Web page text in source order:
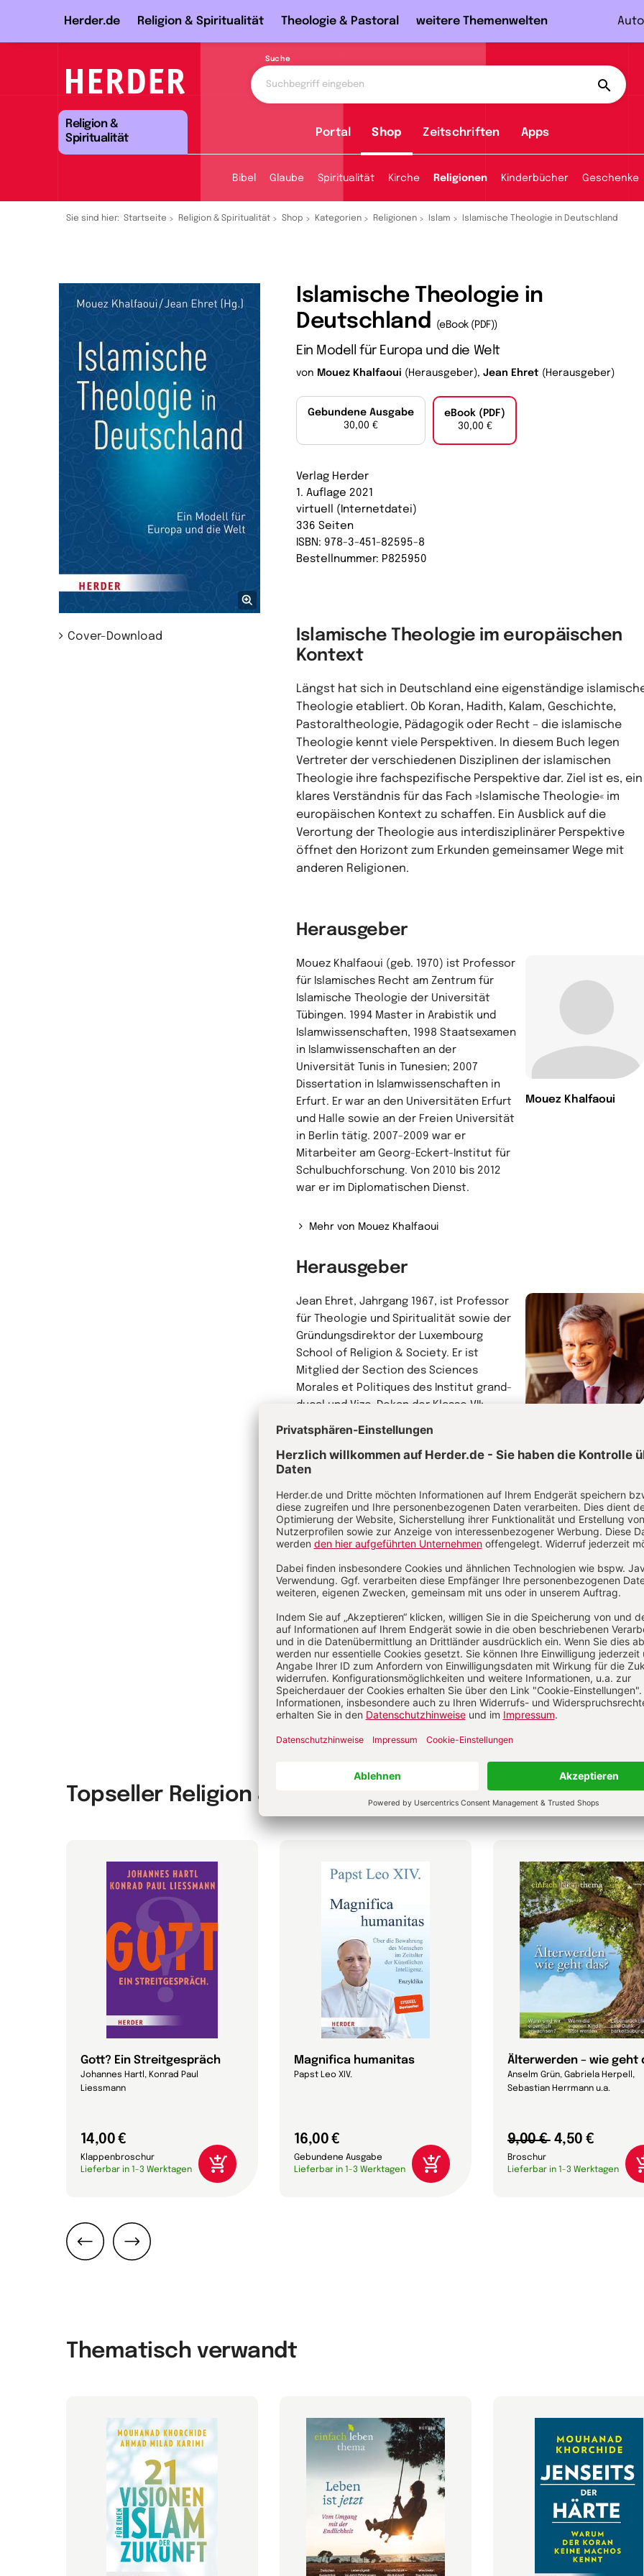
Herder.de Religion & Spiritualität Theologie & Pastoral weitere Themenwelten
Suche
Religion &
Spiritualität
Portal Shop Zeitschriften Apps
Bibel Glaube Spiritualität Kirche Religionen Kinderbücher Geschenke
Sie sind hier: Startseite Religion & Spiritualität Shop Kategorien Religionen Islam Islamische Theologie in Deutschland
Cover-Download
Islamische Theologie in
Deutschland
(eBook (PDF))
Ein Modell für Europa und die Welt
von Mouez Khalfaoui (Herausgeber), Jean Ehret (Herausgeber)
Gebundene Ausgabe
30,00 €
eBook (PDF)
30,00 €
Verlag Herder
1. Auflage 2021
virtuell (Internetdatei)
336 Seiten
ISBN: 978-3-451-82595-8
Bestellnummer: P825950
Islamische Theologie im europäischen
Kontext
Längst hat sich in Deutschland eine eigenständige
Theologie etabliert. Ob Koran, Hadith, Kalam, Geschichte,
Pastoraltheologie, Pädagogik oder Recht – die islamische
Theologie kennt viele Perspektiven. In diesem Buch legen
Vertreter der verschiedenen Disziplinen der islamischen
Theologie ihre fachspezifische Perspektive dar. Ziel ist es, ein
klares Verständnis für das Fach »Islamische Theologie« im
europäischen Kontext zu schaffen. Ein Ausblick auf die
Verortung der Theologie aus interdisziplinärer Perspektive
öffnet den Horizont zum Erkunden gemeinsamer Wege mit
anderen Religionen.
Herausgeber
Mouez Khalfaoui
Mouez Khalfaoui (geb. 1970) ist Professor
für Islamisches Recht am Zentrum für
Islamische Theologie der Universität
Tübingen. 1994 Master in Arabistik und
Islamwissenschaften, 1998 Staatsexamen
in Islamwissenschaften an der
Universität Tunis in Tunesien; 2007
Dissertation in Islamwissenschaften in
Erfurt. Er war an den Universitäten Erfurt
und Halle sowie an der Freien Universität
in Berlin tätig. 2007-2009 war er
Mitarbeiter am Georg-Eckert-Institut für
Schulbuchforschung. Von 2010 bis 2012
war er im Diplomatischen Dienst.
Mehr von Mouez Khalfaoui
Herausgeber
Professor für Theologie
Jean Ehret, Jahrgang 1967, ist Professor
für Theologie und Spiritualität sowie der
Gründungsdirektor der Luxembourg
School of Religion & Society. Er ist
Mitglied der Section des Sciences
Morales et Politiques des Institut grand-
ducal und Vize-Dekan der Klasse VII:
Akademie der Wissenschaften und
Künste. Zudem ist er Bischofsvikar « for
Academic Affairs » von Kardinal Hollerich
in der Erzdiözese Luxemburg.
Mehr von Jean Ehret
Islam
Topseller Religion & Spiritualität
Gott? Ein Streitgespräch
Johannes Hartl, Konrad Paul
Liessmann
14,00 €
Klappenbroschur
Lieferbar in 1-3 Werktagen
Magnifica humanitas
Papst Leo XIV.
16,00 €
Gebundene Ausgabe
Lieferbar in 1-3 Werktagen
Älterwerden – wie geht
Anselm Grün, Gabriela Herpell,
Sebastian Herrmann u.a.
9,00 € 4,50 €
Broschur
Lieferbar in 1-3 Werktagen
Thematisch verwandt